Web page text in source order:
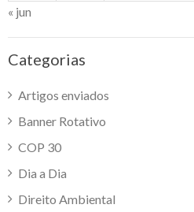
« jun
Categorias
Artigos enviados
Banner Rotativo
COP 30
Dia a Dia
Direito Ambiental